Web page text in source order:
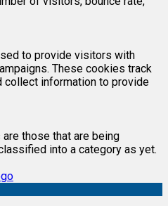
to provide visitors with
These cookies track
information to provide
those that are being
into a category as yet.